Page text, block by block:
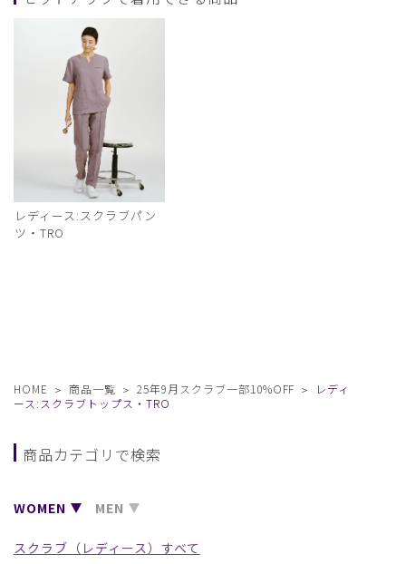
レディース:スクラブパン
ツ・TRO
HOME 商品一覧 25年9月スクラブ一部10%OFF
レディ
ース:スクラブトップス・TRO
商品カテゴリで検索
WOMEN MEN
スクラブ（レディース）すべて